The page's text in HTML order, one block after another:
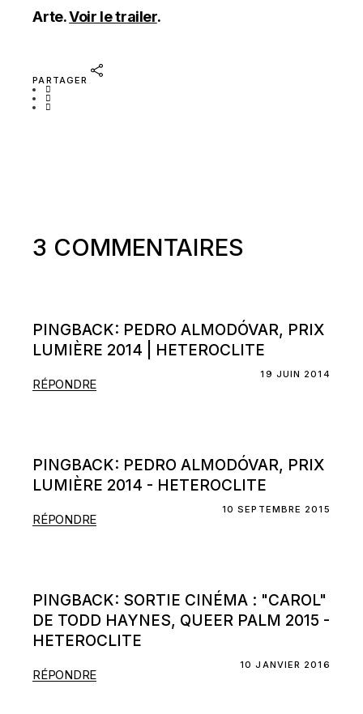
Arte.Voir le trailer.
PARTAGER
3 COMMENTAIRES
PINGBACK: PEDRO ALMODÓVAR, PRIX
LUMIÈRE 2014 | HETEROCLITE
19 JUIN 2014
RÉPONDRE
PINGBACK: PEDRO ALMODÓVAR, PRIX
LUMIÈRE 2014 - HETEROCLITE
10 SEPTEMBRE 2015
RÉPONDRE
PINGBACK: SORTIE CINÉMA : "CAROL"
DE TODD HAYNES, QUEER PALM 2015 -
HETEROCLITE
10 JANVIER 2016
RÉPONDRE